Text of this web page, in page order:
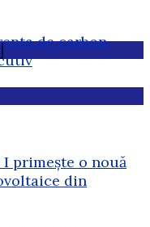
de carbon
I primește o nouă
din